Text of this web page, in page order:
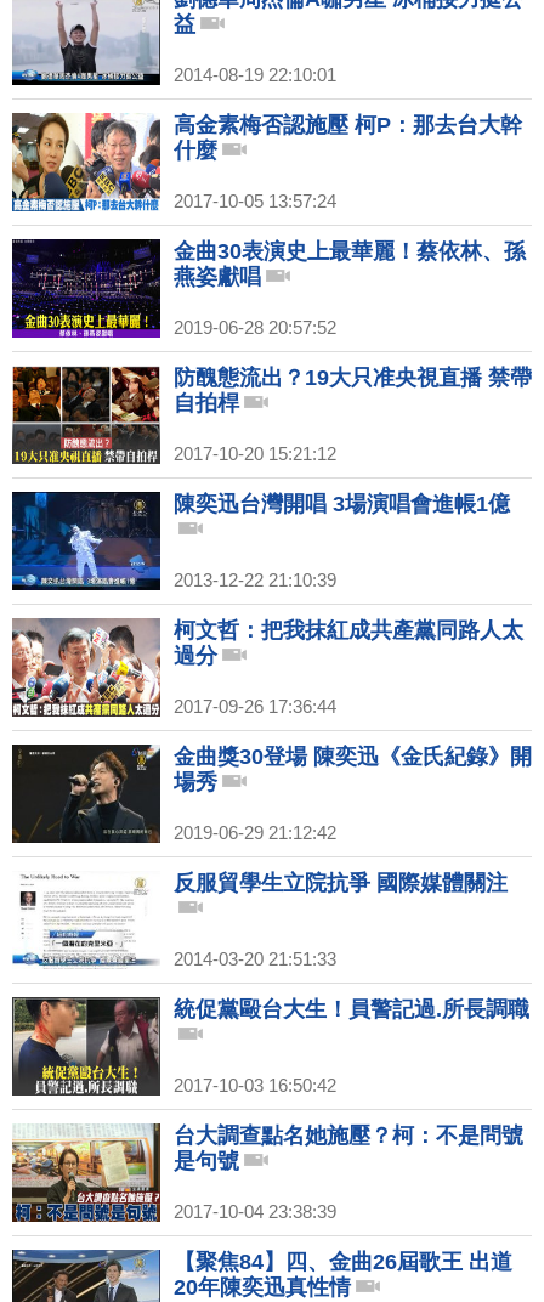
益
2014-08-19 22:10:01
高金素梅否認施壓 柯P：那去台大幹
什麼
2017-10-05 13:57:24
金曲30表演史上最華麗！蔡依林、孫
燕姿獻唱
2019-06-28 20:57:52
防醜態流出？19大只准央視直播 禁帶
自拍桿
2017-10-20 15:21:12
陳奕迅台灣開唱 3場演唱會進帳1億
2013-12-22 21:10:39
柯文哲：把我抹紅成共產黨同路人太
過分
2017-09-26 17:36:44
金曲獎30登場 陳奕迅《金氏紀錄》開
場秀
2019-06-29 21:12:42
反服貿學生立院抗爭 國際媒體關注
2014-03-20 21:51:33
統促黨毆台大生！員警記過.所長調職
2017-10-03 16:50:42
台大調查點名她施壓？柯：不是問號
是句號
2017-10-04 23:38:39
【聚焦84】四、金曲26屆歌王 出道
20年陳奕迅真性情